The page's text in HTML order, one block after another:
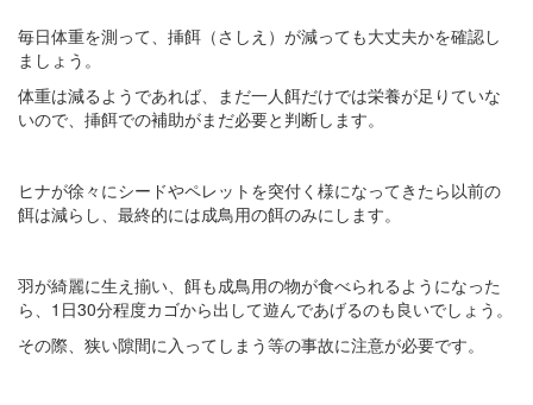
毎日体重を測って、挿餌（さしえ）が減っても大丈夫かを確認し
ましょう。
体重は減るようであれば、まだ一人餌だけでは栄養が足りていな
いので、挿餌での補助がまだ必要と判断します。
ヒナが徐々にシードやペレットを突付く様になってきたら以前の
餌は減らし、最終的には成鳥用の餌のみにします。
羽が綺麗に生え揃い、餌も成鳥用の物が食べられるようになった
ら、1日30分程度カゴから出して遊んであげるのも良いでしょう。
その際、狭い隙間に入ってしまう等の事故に注意が必要です。